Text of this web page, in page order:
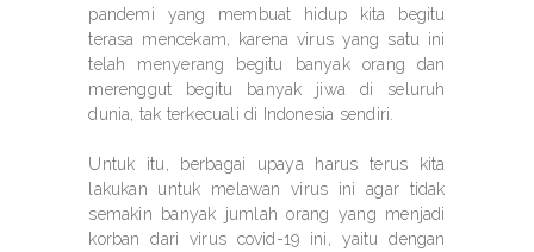
pandemi yang membuat hidup kita begitu
terasa mencekam, karena virus yang satu ini
telah menyerang begitu banyak orang dan
merenggut begitu banyak jiwa di seluruh
dunia, tak terkecuali di Indonesia sendiri.
Untuk itu, berbagai upaya harus terus kita
lakukan untuk melawan virus ini agar tidak
semakin banyak jumlah orang yang menjadi
korban dari virus covid-19 ini, yaitu dengan